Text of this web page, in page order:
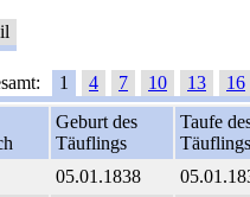
1 4 7 10 13
16
Geburt des
Täuflings
Taufe
Täuflings
05.01.1838